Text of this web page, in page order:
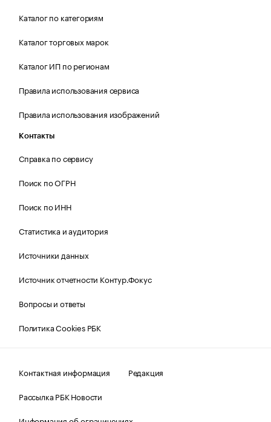
Каталог по категориям
Каталог торговых марок
Каталог ИП по регионам
Правила использования сервиса
Правила использования изображений
Контакты
Справка по сервису
Поиск по ОГРН
Поиск по ИНН
Статистика и аудитория
Источники данных
Источник отчетности Контур.Фокус
Вопросы и ответы
Политика Cookies РБК
Контактная информация
Редакция
Рассылка РБК Новости